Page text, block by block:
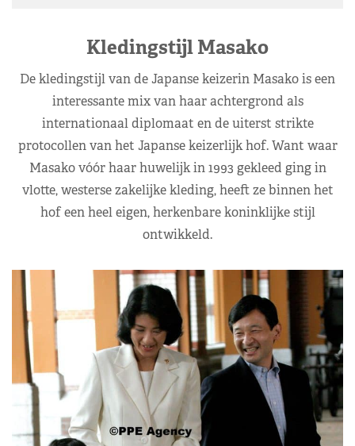
Kledingstijl Masako
De kledingstijl van de Japanse keizerin Masako is een
interessante mix van haar achtergrond als
internationaal diplomaat en de uiterst strikte
protocollen van het Japanse keizerlijk hof. Want waar
Masako vóór haar huwelijk in 1993 gekleed ging in
vlotte, westerse zakelijke kleding, heeft ze binnen het
hof een heel eigen, herkenbare koninklijke stijl
ontwikkeld.